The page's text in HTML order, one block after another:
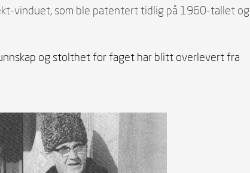
vinduet, som ble patentert tidlig på 1960-tallet og
og stolthet for faget har blitt overlevert fra